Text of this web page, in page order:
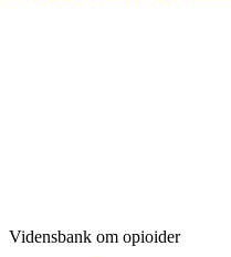
Vidensbank om opioider